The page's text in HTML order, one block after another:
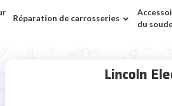
Réparation de carrosseries
du
Lincoln